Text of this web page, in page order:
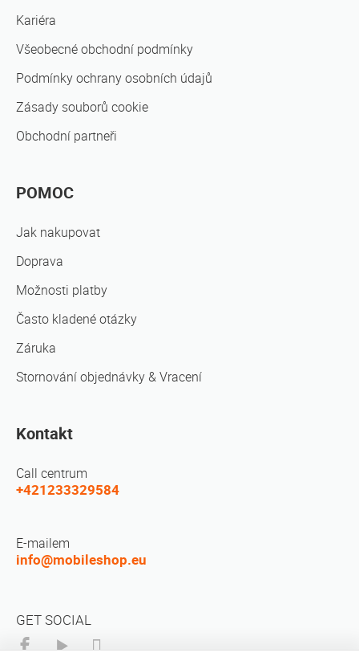
Kariéra
Všeobecné obchodní podmínky
Podmínky ochrany osobních údajů
Zásady souborů cookie
Obchodní partneři
POMOC
Jak nakupovat
Doprava
Možnosti platby
Často kladené otázky
Záruka
Stornování objednávky & Vracení
Kontakt
Call centrum
+421233329584
E-mailem
info@mobileshop.eu
GET SOCIAL